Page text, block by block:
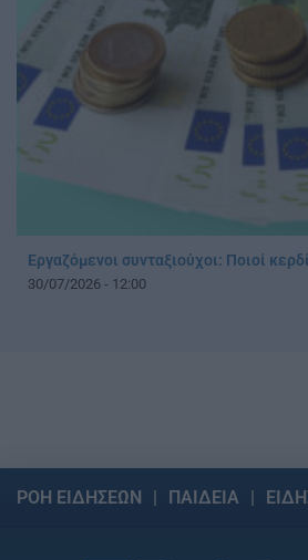
Εργαζόμενοι συνταξιούχοι: Ποιοί
30/07/2026 - 12:00
ΡΟΗ ΕΙΔΗΣΕΩΝ ΠΑΙΔΕΙΑ